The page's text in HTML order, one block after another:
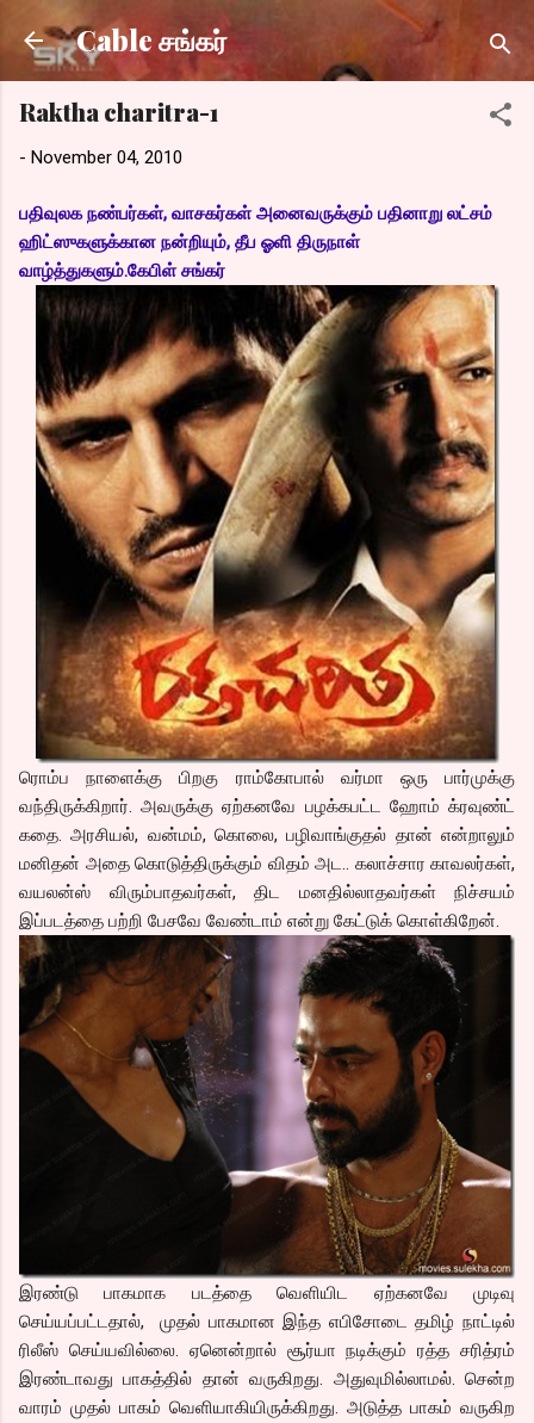
Skip to main content
Cable சங்கர்
Raktha charitra-1
- November 04, 2010
பதிவுலக நண்பர்கள், வாசகர்கள் அனைவருக்கும் பதினாறு லட்சம்
ஹிட்ஸுகளுக்கான நன்றியும், தீப ஓளி திருநாள்
வாழ்த்துகளும்.கேபிள் சங்கர்
ரொம்ப நாளைக்கு பிறகு ராம்கோபால் வர்மா ஒரு பார்முக்கு
வந்திருக்கிறார். அவருக்கு ஏற்கனவே பழக்கபட்ட ஹோம் க்ரவுண்ட்
கதை. அரசியல், வன்மம், கொலை, பழிவாங்குதல் தான் என்றாலும்
மனிதன் அதை கொடுத்திருக்கும் விதம் அட.. கலாச்சார காவலர்கள்,
வயலன்ஸ் விரும்பாதவர்கள், திட மனதில்லாதவர்கள் நிச்சயம்
இப்படத்தை பற்றி பேசவே வேண்டாம் என்று கேட்டுக் கொள்கிறேன்.
இரண்டு பாகமாக படத்தை வெளியிட ஏற்கனவே முடிவு
செய்யப்பட்டதால், முதல் பாகமான இந்த எபிசோடை தமிழ் நாட்டில்
ரிலீஸ் செய்யவில்லை. ஏனென்றால் சூர்யா நடிக்கும் ரத்த சரித்ரம்
இரண்டாவது பாகத்தில் தான் வருகிறது. அதுவுமில்லாமல். சென்ற
வாரம் முதல் பாகம் வெளியாகியிருக்கிறது. அடுத்த பாகம் வருகிற